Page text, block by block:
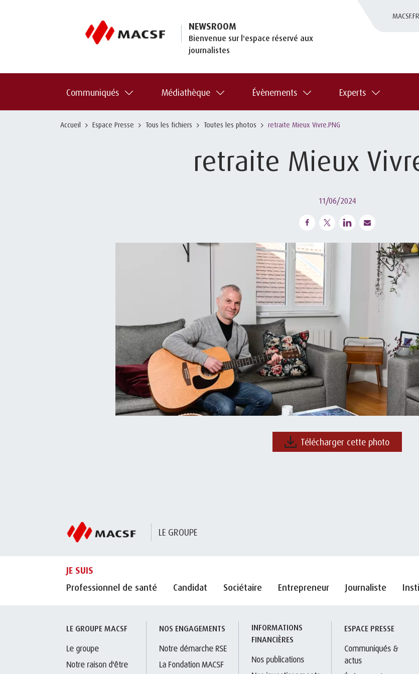
NEWSROOM
Bienvenue sur l'espace réservé aux
journalistes
MACSF.FR
Communiqués Médiathèque Évènements Experts
Accueil Espace Presse Tous les fichiers Toutes les photos retraite Mieux Vivre.PNG
retraite Mieux
11/06/2024
Télécharger cette photo
LE GROUPE
JE SUIS
Professionnel de santé
Candidat Sociétaire Entrepreneur Journaliste
LE GROUPE MACSF
Le groupe
Notre raison d'être
NOS ENGAGEMENTS
Notre démarche RSE
La Fondation MACSF
INFORMATIONS
FINANCIÈRES
Nos publications
ESPACE PRESSE
Communiqués &
actus